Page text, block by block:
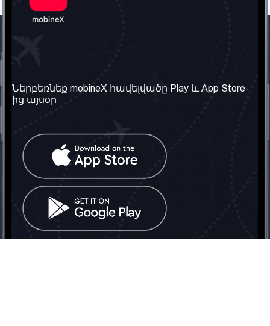
Մեր մասին
Մեր ծառայությունները
Պայմաններ և դրույթներ
Հաճախ տրվող հարցեր
Կապ մեզ հետ
Միացյալ
Թագավորություն: Մենք
գործընկեր ենք
փնտրում
Հայաստանում
Տարածել
սոցիալական
ցանցում
Ներբեռնեք mobineX հավելվածը Play և App Store-
ից այսօր